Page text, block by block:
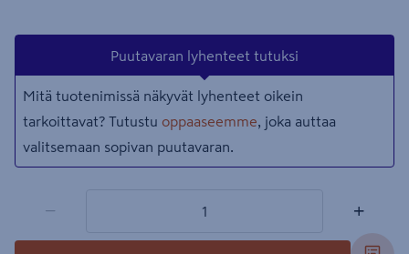
Puutavaran lyhenteet tutuksi
Mitä tuotenimissä näkyvät lyhenteet oikein
tarkoittavat? Tutustu oppaaseemme , joka auttaa
valitsemaan sopivan puutavaran.
− +